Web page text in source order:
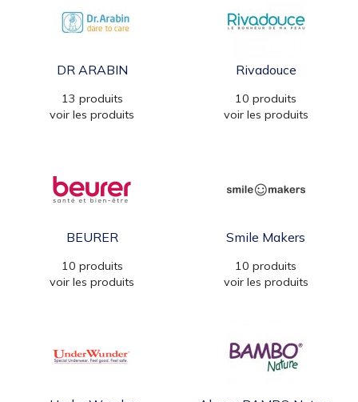
DR ARABIN
13 produits
voir les produits
Rivadouce
10 produits
voir les produits
BEURER
10 produits
voir les produits
Smile Makers
10 produits
voir les produits